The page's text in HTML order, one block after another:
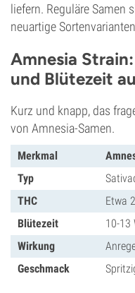
liefern. Reguläre Samen
neuartige
Amnesia
und Blütezeit
Kurz und knapp, das
von Amnesia-Samen.
Merkmal
Typ
THC
Etwa
Blütezeit
10-13
Wirkung
Geschmack